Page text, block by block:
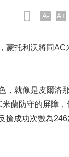
A- A+
托利沃將同AC
就像是皮爾洛
蘭防守的屏障
搶成功次數為